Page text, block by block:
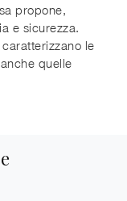
propone,
e sicurezza.
le
quelle